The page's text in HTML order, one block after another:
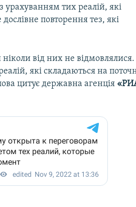
урахуванням тих реалій, які
повторення тез, які
від них не
які складаються на
цитує державна агенція